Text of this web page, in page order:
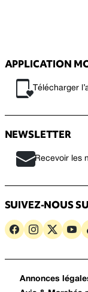
APPLICATION
Télécharger
NEWSLETTER
Recevoir les
SUIVEZ-NOUS
Annonces